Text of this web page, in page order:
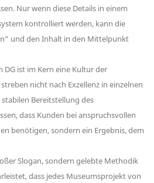
Nur wenn diese Details in einem
kontrolliert werden, kann die
und den Inhalt in den Mittelpunkt
ist im Kern eine Kultur der
nicht nach Exzellenz in einzelnen
Bereitstellung des
dass Kunden bei anspruchsvollen
benötigen, sondern ein Ergebnis, dem
Slogan, sondern gelebte Methodik
dass jedes Museumsprojekt von